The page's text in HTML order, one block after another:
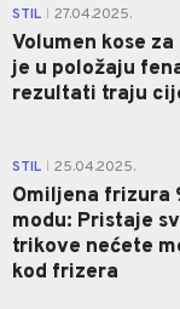
STIL 27.04.2025.
Volumen kose
je u položaju
rezultati traju
STIL 25.04.2025.
Omiljena frizura
modu: Pristaje
trikove nećete
kod frizera